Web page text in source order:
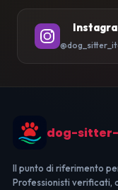
dog-
Il punto di riferimento
Professionisti verificati,